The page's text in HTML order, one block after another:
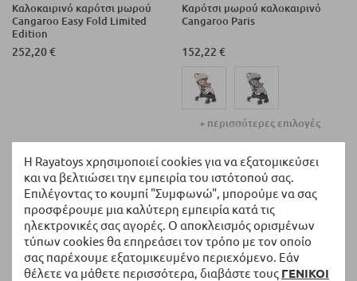
Η Rayatoys χρησιμοποιεί cookies για να εξατομικεύσει
και να βελτιώσει την εμπειρία του ιστότοπού σας.
Επιλέγοντας το κουμπί "Συμφωνώ", μπορούμε να σας
προσφέρουμε μια καλύτερη εμπειρία κατά τις
ηλεκτρονικές σας αγορές. Ο αποκλεισμός ορισμένων
τύπων cookies θα επηρεάσει τον τρόπο με τον οποίο
σας παρέχουμε εξατομικευμένο περιεχόμενο. Εάν
θέλετε να μάθετε περισσότερα, διαβάστε τους ΓΕΝΙΚΟΙ
Καλοκαιρινό καρότσι μωρού
Cangaroo Easy Fold Limited
Edition
252,20 €
Καρότσι μωρού καλοκαιρινό
Cangaroo Paris
152,22 €
+ περισσότερες επιλογές